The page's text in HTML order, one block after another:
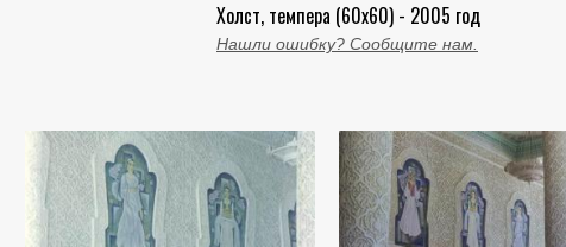
Холст, темпера (60x60) - 2005 год
Нашли ошибку? Сообщите нам.